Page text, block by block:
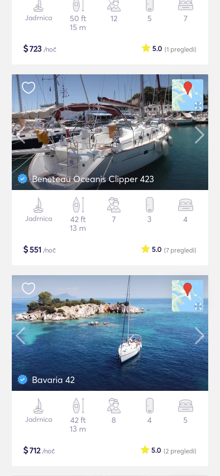
Jadrnica
50 ft
15 m
12 5 7
$723 /noč (1 pregledi)
5.0
Beneteau Oceanis Clipper 423
Jadrnica
42 ft
13 m
7 3 4
$551 /noč (7 pregledi)
5.0
Bavaria 42
Jadrnica
42 ft
13 m
8 4 5
$712/noč (2 pregledi)
5.0